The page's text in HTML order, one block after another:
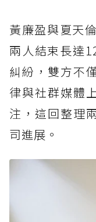
黃廉盈與夏天
兩人結束長達
糾紛，雙方不
律與社群媒體
注，這回整理
司進展。